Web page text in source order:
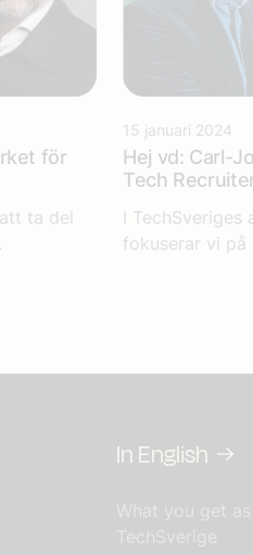
för
ta del
15 januari 2024
Hej vd: Carl-
Tech
I TechSveriges
fokuserar vi på
In English
What you get
TechSverige